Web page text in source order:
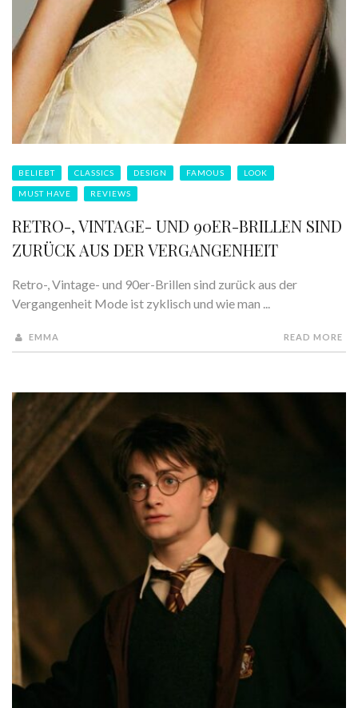
BELIEBT CLASSICS DESIGN FAMOUS LOOK
MUST HAVE REVIEWS
RETRO-, VINTAGE- UND 90ER-BRILLEN SIND
ZURÜCK AUS DER VERGANGENHEIT
Retro-, Vintage- und 90er-Brillen sind zurück aus der
Vergangenheit Mode ist zyklisch und wie man ...
EMMA READ MORE